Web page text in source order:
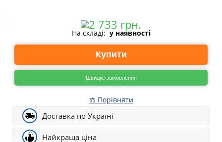
На складі: у наявності
Купити
Швидке замовлення
⚖ Порівняти
Доставка по Україні
Найкраща ціна